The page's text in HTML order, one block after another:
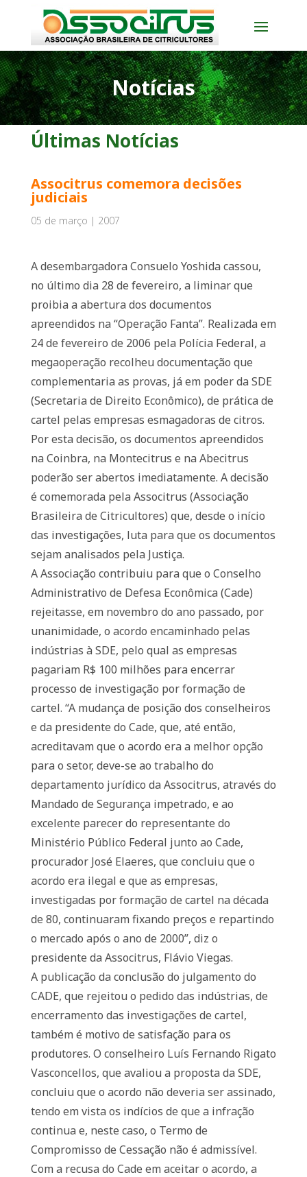
Notícias
Últimas Notícias
Associtrus comemora decisões
judiciais
05 de março | 2007
A desembargadora Consuelo Yoshida cassou,
no último dia 28 de fevereiro, a liminar que
proibia a abertura dos documentos
apreendidos na “Operação Fanta”. Realizada em
24 de fevereiro de 2006 pela Polícia Federal, a
megaoperação recolheu documentação que
complementaria as provas, já em poder da SDE
(Secretaria de Direito Econômico), de prática de
cartel pelas empresas esmagadoras de citros.
Por esta decisão, os documentos apreendidos
na Coinbra, na Montecitrus e na Abecitrus
poderão ser abertos imediatamente. A decisão
é comemorada pela Associtrus (Associação
Brasileira de Citricultores) que, desde o início
das investigações, luta para que os documentos
sejam analisados pela Justiça.
A Associação contribuiu para que o Conselho
Administrativo de Defesa Econômica (Cade)
rejeitasse, em novembro do ano passado, por
unanimidade, o acordo encaminhado pelas
indústrias à SDE, pelo qual as empresas
pagariam R$ 100 milhões para encerrar
processo de investigação por formação de
cartel. “A mudança de posição dos conselheiros
e da presidente do Cade, que, até então,
acreditavam que o acordo era a melhor opção
para o setor, deve-se ao trabalho do
departamento jurídico da Associtrus, através do
Mandado de Segurança impetrado, e ao
excelente parecer do representante do
Ministério Público Federal junto ao Cade,
procurador José Elaeres, que concluiu que o
acordo era ilegal e que as empresas,
investigadas por formação de cartel na década
de 80, continuaram fixando preços e repartindo
o mercado após o ano de 2000”, diz o
presidente da Associtrus, Flávio Viegas.
A publicação da conclusão do julgamento do
CADE, que rejeitou o pedido das indústrias, de
encerramento das investigações de cartel,
também é motivo de satisfação para os
produtores. O conselheiro Luís Fernando Rigato
Vasconcellos, que avaliou a proposta da SDE,
concluiu que o acordo não deveria ser assinado,
tendo em vista os indícios de que a infração
continua e, neste caso, o Termo de
Compromisso de Cessação não é admissível.
Com a recusa do Cade em aceitar o acordo, a